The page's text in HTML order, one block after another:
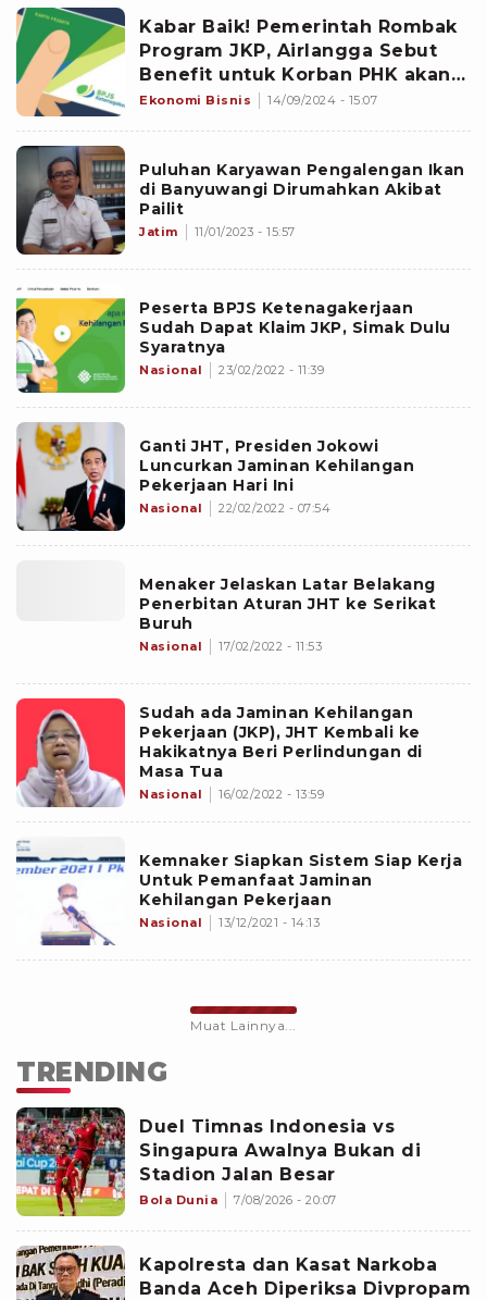
Kabar Baik! Pemerintah Rombak
Program JKP, Airlangga Sebut
Benefit untuk Korban PHK akan
Naik Jadi 45% selama 6 Bulan
Ekonomi Bisnis 14/09/2024 - 15:07
Puluhan Karyawan Pengalengan Ikan
di Banyuwangi Dirumahkan Akibat
Pailit
Jatim 11/01/2023 - 15:57
Peserta BPJS Ketenagakerjaan
Sudah Dapat Klaim JKP, Simak Dulu
Syaratnya
Nasional 23/02/2022 - 11:39
Ganti JHT, Presiden Jokowi
Luncurkan Jaminan Kehilangan
Pekerjaan Hari Ini
Nasional 22/02/2022 - 07:54
Menaker Jelaskan Latar Belakang
Penerbitan Aturan JHT ke Serikat
Buruh
Nasional 17/02/2022 - 11:53
Sudah ada Jaminan Kehilangan
Pekerjaan (JKP), JHT Kembali ke
Hakikatnya Beri Perlindungan di
Masa Tua
Nasional 16/02/2022 - 13:59
Kemnaker Siapkan Sistem Siap Kerja
Untuk Pemanfaat Jaminan
Kehilangan Pekerjaan
Nasional 13/12/2021 - 14:13
Muat Lainnya...
TRENDING
Duel Timnas Indonesia vs
Singapura Awalnya Bukan di
Stadion Jalan Besar
Bola Dunia 7/08/2026 - 20:07
Kapolresta dan Kasat Narkoba
Banda Aceh Diperiksa Divpropam